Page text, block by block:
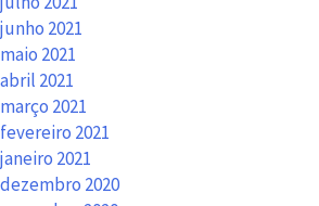
junho 2021
maio 2021
abril 2021
março 2021
fevereiro 2021
janeiro 2021
dezembro 2020